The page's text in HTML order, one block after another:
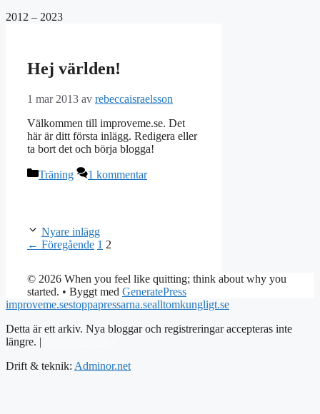
2012 – 2023
Hej världen!
1 mar 2013 av rebeccaisraelsson
Välkommen till improveme.se. Det
här är ditt första inlägg. Redigera eller
ta bort det och börja blogga!
Kategorier
Träning 1 kommentar
Nyare inlägg
← Föregående Sida
1 Sida
2
© 2026 When you feel like quitting; think about why you
started. • Byggt med GeneratePress
improveme.sestoppapressarna.sealltomkungligt.se
Detta är ett arkiv. Nya bloggar och registreringar accepteras inte
längre. |
Drift & teknik: Adminor.net